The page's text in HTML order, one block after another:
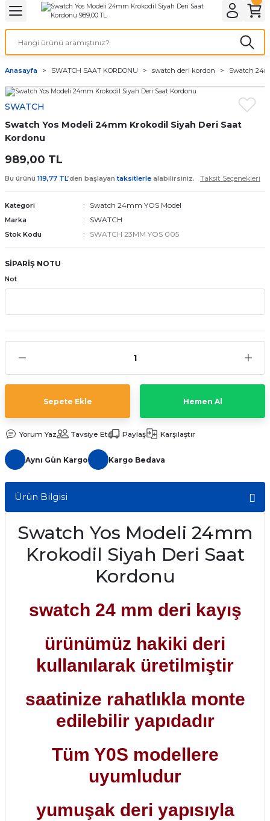
Geri Dön
& ELEKTİRİK AYDINLATMA & ELEKTRİK
Geri Dön
ve Cihaz Pilleri
ÇEŞİTLERİ
ÇEŞİTLERİ
Pili
Geri Dön
Geri Dön
Kordon Çeşitleri
Kordonları
Kordonu
saat kordonu
Kordonları
Anasayfa SWATCH SAAT KORDONU swatch deri kordon Swatch
SWATCH
Swatch Yos Modeli 24mm Krokodil Siyah Deri Saat
Kordonu
989,00 TL
Bu ürünü 119,77 TL’den başlayantaksitlerle alabilirsiniz. Taksit Seçenekleri
Kategori Swatch 24mm YOS Model
Marka SWATCH
Stok Kodu SWATCH 23MM YOS 005
SİPARİŞ NOTU
Not
Sepete Ekle Hemen Al
Yorum Yaz Tavsiye Et Paylaş Karşılaştır
Aynı Gün Kargo Kargo Bedava
Ürün Bilgisi
Swatch Yos Modeli 24mm
Krokodil Siyah Deri Saat
Kordonu
swatch 24 mm deri kayış
ürünümüz hakiki deri
kullanılarak üretilmiştir
saatinize rahatlıkla monte
edilebilir yapıdadır
Tüm Y0S modellere
uyumludur
yumuşak deri yapısıyla